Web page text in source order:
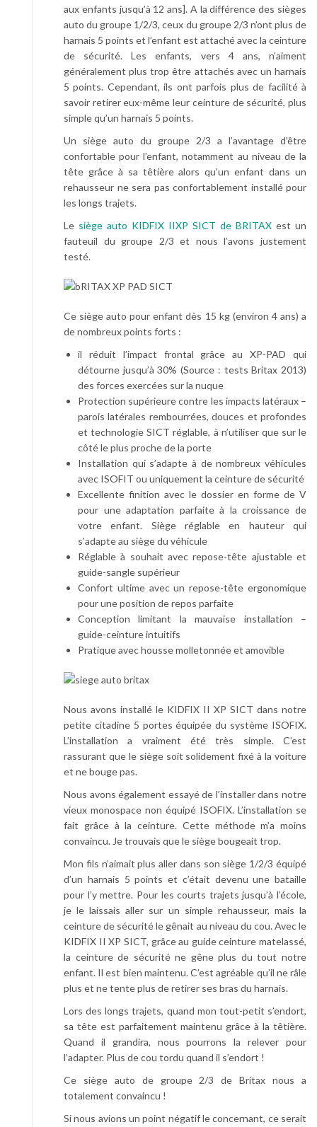
aux enfants jusqu’à 12 ans]. A la différence des sièges
auto du groupe 1/2/3, ceux du groupe 2/3 n’ont plus de
harnais 5 points et l’enfant est attaché avec la ceinture
de sécurité. Les enfants, vers 4 ans, n’aiment
généralement plus trop être attachés avec un harnais
5 points. Cependant, ils ont parfois plus de facilité à
savoir retirer eux-même leur ceinture de sécurité, plus
simple qu’un harnais 5 points.
Un siège auto du groupe 2/3 a l’avantage d’être
confortable pour l’enfant, notamment au niveau de la
tête grâce à sa têtière alors qu’un enfant dans un
rehausseur ne sera pas confortablement installé pour
les longs trajets.
Le siège auto KIDFIX IIXP SICT de BRITAX est un
fauteuil du groupe 2/3 et nous l’avons justement
testé.
Ce siège auto pour enfant dès 15 kg (environ 4 ans) a
de nombreux points forts :
il réduit l’impact frontal grâce au XP-PAD qui
détourne jusqu’à 30% (Source : tests Britax 2013)
des forces exercées sur la nuque
Protection supérieure contre les impacts latéraux –
parois latérales rembourrées, douces et profondes
et technologie SICT réglable, à n’utiliser que sur le
côté le plus proche de la porte
Installation qui s’adapte à de nombreux véhicules
avec ISOFIT ou uniquement la ceinture de sécurité
Excellente finition avec le dossier en forme de V
pour une adaptation parfaite à la croissance de
votre enfant. Siège réglable en hauteur qui
s’adapte au siège du véhicule
Réglable à souhait avec repose-tête ajustable et
guide-sangle supérieur
Confort ultime avec un repose-tête ergonomique
pour une position de repos parfaite
Conception limitant la mauvaise installation –
guide-ceinture intuitifs
Pratique avec housse molletonnée et amovible
Nous avons installé le KIDFIX II XP SICT dans notre
petite citadine 5 portes équipée du système ISOFIX.
L’installation a vraiment été très simple. C’est
rassurant que le siège soit solidement fixé à la voiture
et ne bouge pas.
Nous avons également essayé de l’installer dans notre
vieux monospace non équipé ISOFIX. L’installation se
fait grâce à la ceinture. Cette méthode m’a moins
convaincu. Je trouvais que le siège bougeait trop.
Mon fils n’aimait plus aller dans son siège 1/2/3 équipé
d’un harnais 5 points et c’était devenu une bataille
pour l’y mettre. Pour les courts trajets jusqu’à l’école,
je le laissais aller sur un simple rehausseur, mais la
ceinture de sécurité le gênait au niveau du cou. Avec le
KIDFIX II XP SICT, grâce au guide ceinture matelassé,
la ceinture de sécurité ne gêne plus du tout notre
enfant. Il est bien maintenu. C’est agréable qu’il ne râle
plus et ne tente plus de retirer ses bras du harnais.
Lors des longs trajets, quand mon tout-petit s’endort,
sa tête est parfaitement maintenu grâce à la têtière.
Quand il grandira, nous pourrons la relever pour
l’adapter. Plus de cou tordu quand il s’endort !
Ce siège auto de groupe 2/3 de Britax nous a
totalement convaincu !
Si nous avions un point négatif le concernant, ce serait